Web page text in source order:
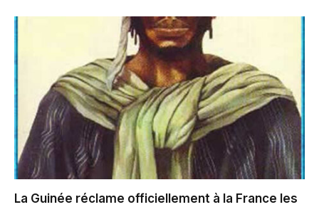
La Guinée réclame officiellement à la France les